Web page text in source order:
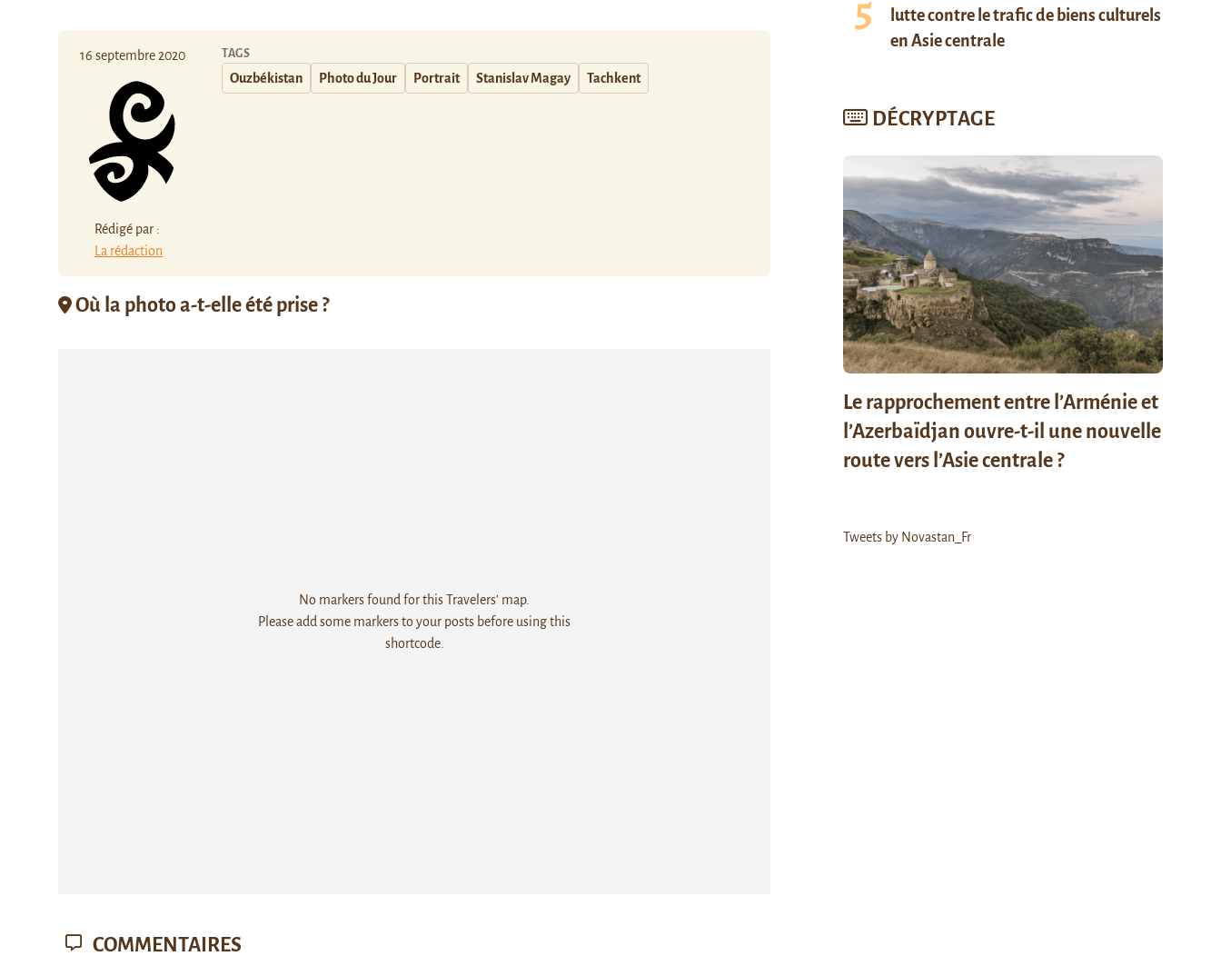
16 septembre 2020
Rédigé par :
La rédaction
TAGS
Ouzbékistan Photo du Jour Portrait Stanislav Magay Tachkent
Où la photo a-t-elle été prise ?
No markers found for this Travelers' map.
Please add some markers to your posts before using this
shortcode.
lutte contre le trafic de biens culturels
en Asie centrale
DÉCRYPTAGE
Le rapprochement entre l’Arménie et
l’Azerbaïdjan ouvre-t-il une nouvelle
route vers l’Asie centrale ?
Tweets by Novastan_Fr
COMMENTAIRES